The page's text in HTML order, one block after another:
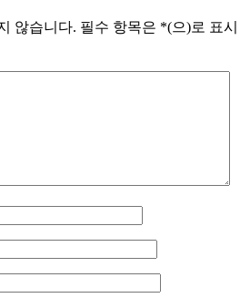
않습니다. 필수 항목은 *(으)로 표시